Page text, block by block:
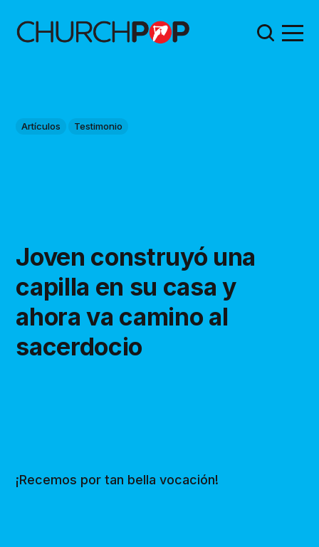
Artículos Testimonio
Joven construyó una
capilla en su casa y
ahora va camino al
sacerdocio
¡Recemos por tan bella vocación!